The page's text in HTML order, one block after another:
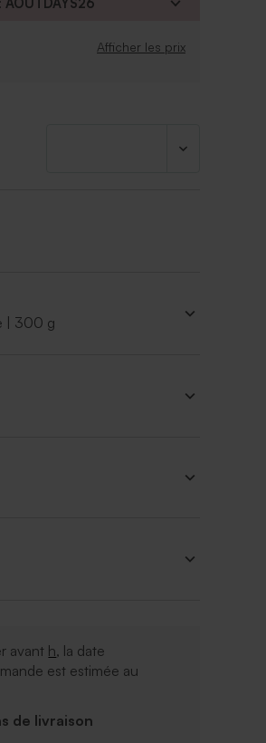
Afficher les prix
| 300 g
avant h, la date
est estimée au
de livraison